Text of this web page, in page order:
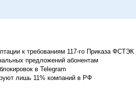
к требованиям 117-го Приказа ФСТЭК
предложений абонентам
в Telegram
лишь 11% компаний в РФ